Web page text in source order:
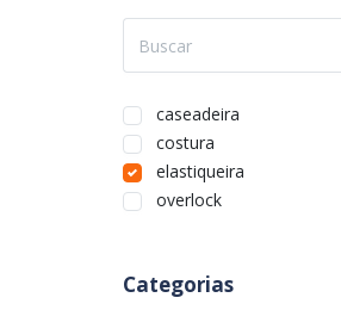
Quebec
Rio de Janeiro
Rio Grande do Norte
Rio Grande do Sul
Roraima
Santa Catarina
Tocantins
Categorias
caseadeira
costura
elastiqueira
overlock